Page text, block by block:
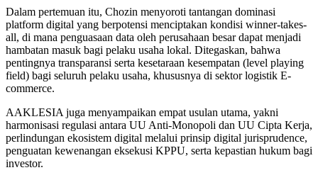
Dalam pertemuan itu, Chozin menyoroti tantangan dominasi
platform digital yang berpotensi menciptakan kondisi winner-takes-
all, di mana penguasaan data oleh perusahaan besar dapat menjadi
hambatan masuk bagi pelaku usaha lokal. Ditegaskan, bahwa
pentingnya transparansi serta kesetaraan kesempatan (level playing
field) bagi seluruh pelaku usaha, khususnya di sektor logistik E-
commerce.
AAKLESIA juga menyampaikan empat usulan utama, yakni
harmonisasi regulasi antara UU Anti-Monopoli dan UU Cipta Kerja,
perlindungan ekosistem digital melalui prinsip digital jurisprudence,
penguatan kewenangan eksekusi KPPU, serta kepastian hukum bagi
investor.